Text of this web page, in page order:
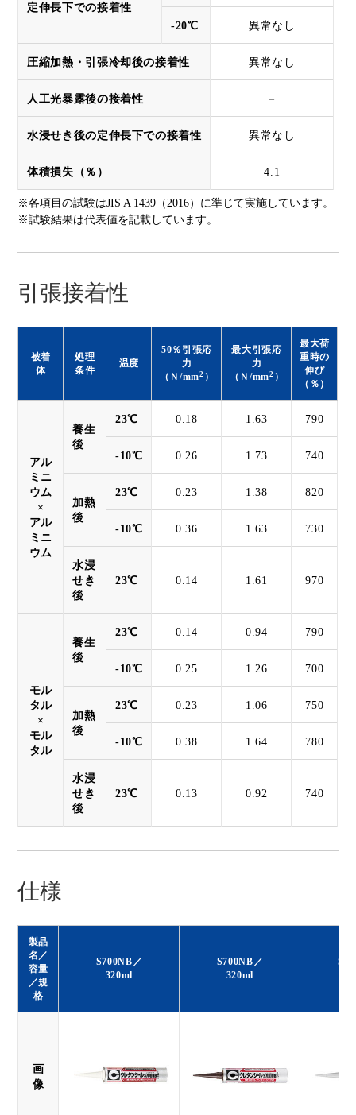
定伸長下での接着性
-20℃
異常なし
圧縮加熱・引張冷却後の接着性 異常なし
人工光暴露後の接着性 －
水浸せき後の定伸長下での接着性 異常なし
体積損失（％） 4.1
※各項目の試験はJIS A 1439（2016）に準じて実施しています。
※試験結果は代表値を記載しています。
引張接着性
被着
体
処理
条件
温度
50％引張応
力
（Ｎ/mm2 ）
最大引張応
力
（Ｎ/mm2 ）
最大荷
重時の
伸び
（％）
アル
ミニ
ウム
×
アル
ミニ
ウム
養生
後
23℃ 0.18 1.63 790
-10℃ 0.26 1.73 740
加熱
後
23℃ 0.23 1.38 820
-10℃ 0.36 1.63 730
水浸
せき
後
23℃ 0.14 1.61 970
モル
タル
×
モル
タル
養生
後
23℃ 0.14 0.94 790
-10℃ 0.25 1.26 700
加熱
後
23℃ 0.23 1.06 750
-10℃ 0.38 1.64 780
水浸
せき
後
23℃ 0.13 0.92 740
仕様
製品
名／
容量
／規
格
S700NB／
320ml
S700NB／
320ml
画
像